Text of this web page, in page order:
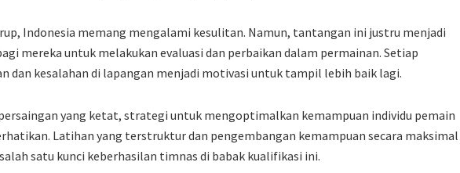
Indonesia memang mengalami kesulitan. Namun, tantangan ini justru menjadi
mereka untuk melakukan evaluasi dan perbaikan dalam permainan. Setiap
dan kesalahan di lapangan menjadi motivasi untuk tampil lebih baik lagi.
yang ketat, strategi untuk mengoptimalkan kemampuan individu pemain
Latihan yang terstruktur dan pengembangan kemampuan secara maksimal
satu kunci keberhasilan timnas di babak kualifikasi ini.